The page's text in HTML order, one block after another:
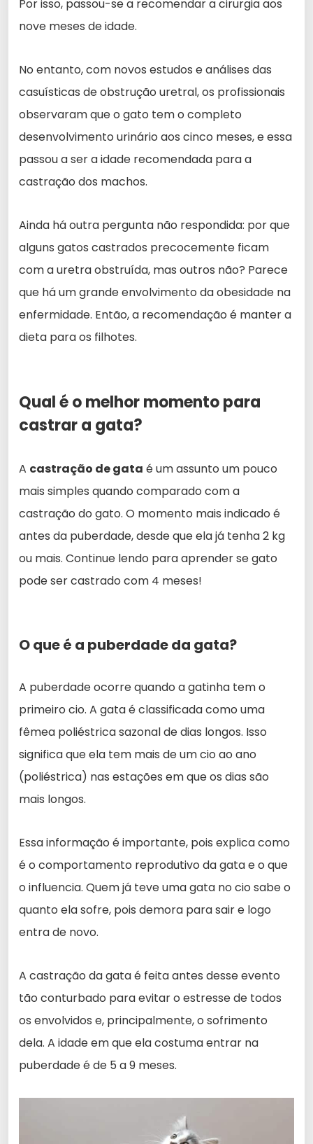
Por isso, passou-se a recomendar a cirurgia aos
nove meses de idade.
No entanto, com novos estudos e análises das
casuísticas de obstrução uretral, os profissionais
observaram que o gato tem o completo
desenvolvimento urinário aos cinco meses, e essa
passou a ser a idade recomendada para a
castração dos machos.
Ainda há outra pergunta não respondida: por que
alguns gatos castrados precocemente ficam
com a uretra obstruída, mas outros não? Parece
que há um grande envolvimento da obesidade na
enfermidade. Então, a recomendação é manter a
dieta para os filhotes.
Qual é o melhor momento para
castrar a gata?
A castração de gata é um assunto um pouco
mais simples quando comparado com a
castração do gato. O momento mais indicado é
antes da puberdade, desde que ela já tenha 2 kg
ou mais. Continue lendo para aprender se gato
pode ser castrado com 4 meses!
O que é a puberdade da gata?
A puberdade ocorre quando a gatinha tem o
primeiro cio. A gata é classificada como uma
fêmea poliéstrica sazonal de dias longos. Isso
significa que ela tem mais de um cio ao ano
(poliéstrica) nas estações em que os dias são
mais longos.
Essa informação é importante, pois explica como
é o comportamento reprodutivo da gata e o que
o influencia. Quem já teve uma gata no cio sabe o
quanto ela sofre, pois demora para sair e logo
entra de novo.
A castração da gata é feita antes desse evento
tão conturbado para evitar o estresse de todos
os envolvidos e, principalmente, o sofrimento
dela. A idade em que ela costuma entrar na
puberdade é de 5 a 9 meses.